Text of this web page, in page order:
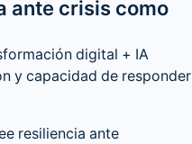
ante crisis como
digital + IA
y capacidad de responder
resiliencia ante